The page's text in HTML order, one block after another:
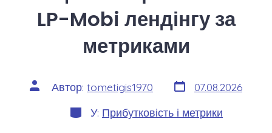
LP-Mobi лендінгу за
метриками
Автор
запису
Автор: tometigis1970 Дата
запису
07.08.2026
Категорії
У: Прибутковість і метрики